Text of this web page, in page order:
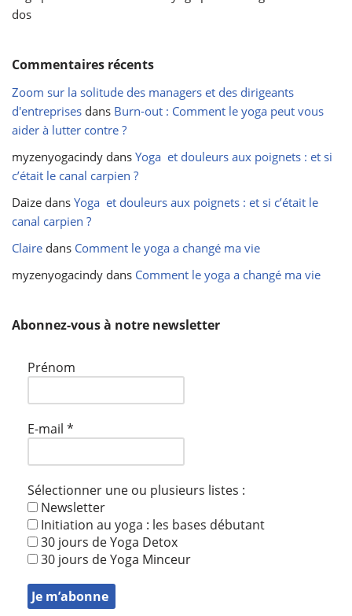
dos
Commentaires récents
Zoom sur la solitude des managers et des dirigeants
d'entreprises dans Burn-out : Comment le yoga peut vous
aider à lutter contre ?
myzenyogacindy dans Yoga et douleurs aux poignets : et si
c’était le canal carpien ?
Daize dans Yoga et douleurs aux poignets : et si c’était le
canal carpien ?
Claire dans Comment le yoga a changé ma vie
myzenyogacindy dans Comment le yoga a changé ma vie
Abonnez-vous à notre newsletter
Prénom
E-mail *
Sélectionner une ou plusieurs listes :
Newsletter
Initiation au yoga : les bases débutant
30 jours de Yoga Detox
30 jours de Yoga Minceur